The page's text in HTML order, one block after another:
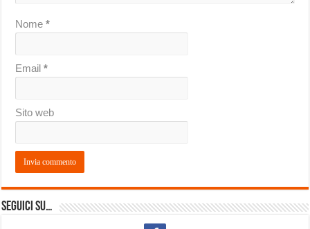
Nome*
Email*
Sito web
Seguici su…